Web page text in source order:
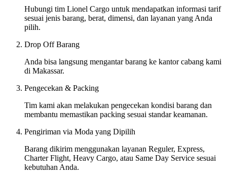
Hubungi tim Lionel Cargo untuk mendapatkan informasi tarif
sesuai jenis barang, berat, dimensi, dan layanan yang Anda
pilih.
Drop Off Barang
Anda bisa langsung mengantar barang ke kantor cabang kami
di Makassar.
Pengecekan & Packing
Tim kami akan melakukan pengecekan kondisi barang dan
membantu memastikan packing sesuai standar keamanan.
Pengiriman via Moda yang Dipilih
Barang dikirim menggunakan layanan Reguler, Express,
Charter Flight, Heavy Cargo, atau Same Day Service sesuai
kebutuhan Anda.